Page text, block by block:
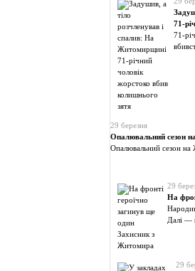
71-
71-
29 березня
Опалювальний сезон
Опалювальний сезон на
29
На
Далі —
29